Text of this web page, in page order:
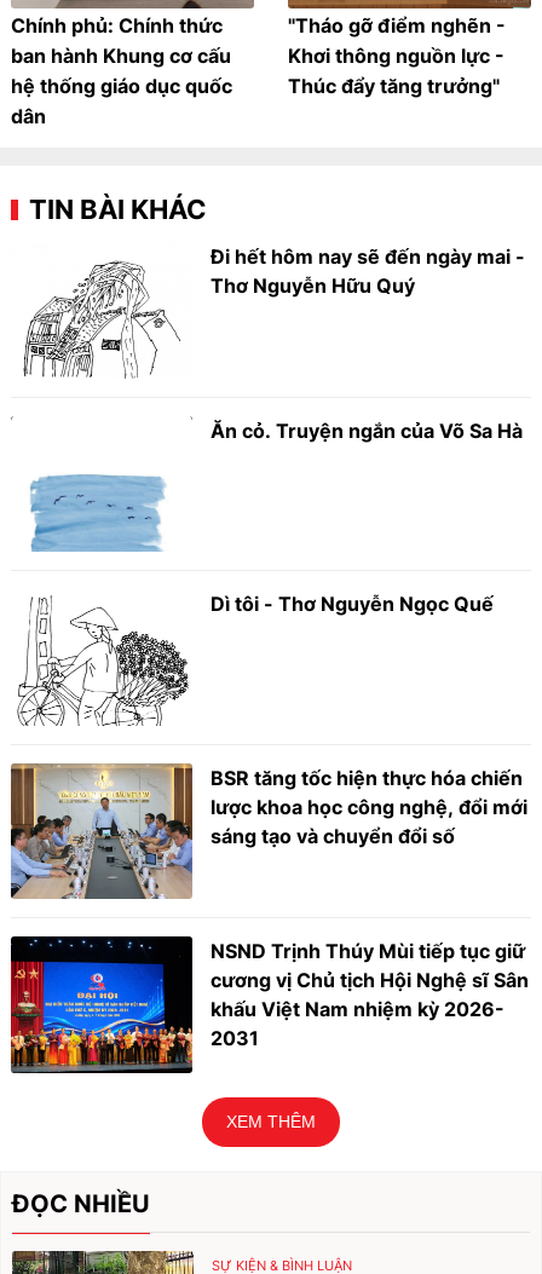
Chính phủ: Chính thức
ban hành Khung cơ cấu
hệ thống giáo dục quốc
dân
"Tháo gỡ điểm nghẽn -
Khơi thông nguồn lực -
Thúc đẩy tăng trưởng"
TIN BÀI KHÁC
Đi hết hôm nay sẽ đến ngày mai -
Thơ Nguyễn Hữu Quý
Ăn cỏ. Truyện ngắn của Võ Sa Hà
Dì tôi - Thơ Nguyễn Ngọc Quế
BSR tăng tốc hiện thực hóa chiến
lược khoa học công nghệ, đổi mới
sáng tạo và chuyển đổi số
NSND Trịnh Thúy Mùi tiếp tục giữ
cương vị Chủ tịch Hội Nghệ sĩ Sân
khấu Việt Nam nhiệm kỳ 2026-
2031
XEM THÊM
ĐỌC NHIỀU
SỰ KIỆN & BÌNH LUẬN